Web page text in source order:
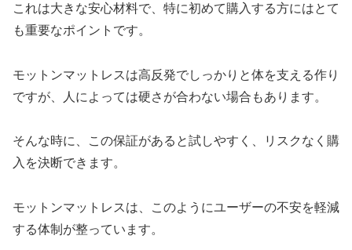
これは大きな安心材料で、特に初めて購入する方にはとて
も重要なポイントです。
モットンマットレスは高反発でしっかりと体を支える作り
ですが、人によっては硬さが合わない場合もあります。
そんな時に、この保証があると試しやすく、リスクなく購
入を決断できます。
モットンマットレスは、このようにユーザーの不安を軽減
する体制が整っています。